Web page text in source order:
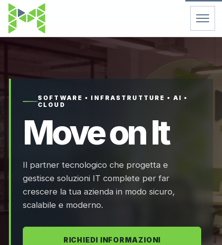
Servizi
Chi Siamo
Contatti
FAQ
Support
SOFTWARE • INFRASTRUTTURE • AI •
CLOUD
Move on It
Il partner tecnologico che progetta e
gestisce soluzioni IT complete per far
crescere la tua azienda in modo sicuro,
scalabile e moderno.
RICHIEDI INFORMAZIONI